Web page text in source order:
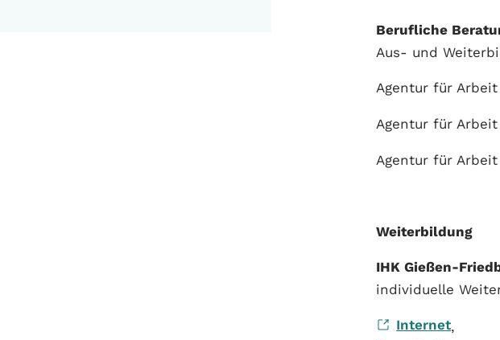
Berufliche
Aus- und
Agentur für
Agentur für
Agentur für
Weiterbildung
IHK Gießen-
individuelle
Internet,